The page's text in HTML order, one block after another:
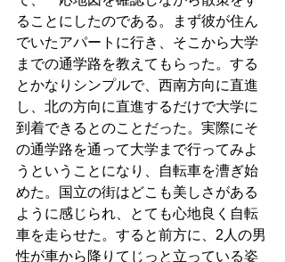
ることにしたのである。まず彼が住ん
でいたアパートに行き、そこから大学
までの通学路を教えてもらった。する
とかなりシンプルで、西南方向に直進
し、北の方向に直進するだけで大学に
到着できるとのことだった。実際にそ
の通学路を通って大学まで行ってみよ
うということになり、自転車を漕ぎ始
めた。国立の街はどこも美しさがある
ように感じられ、とても心地良く自転
車を走らせた。すると前方に、2人の男
性が車から降りてじっと立っている姿